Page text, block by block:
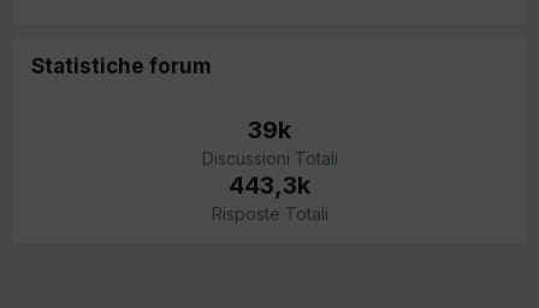
Statistiche forum
39k
Discussioni Totali
443,3k
Risposte Totali